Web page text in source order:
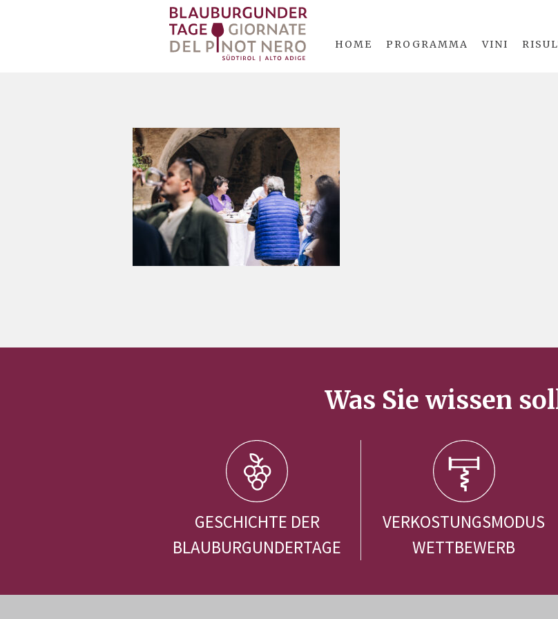
HOME PROGRAMMA VINI
Was Sie wissen
GESCHICHTE DER
BLAUBURGUNDERTAGE
VERKOSTUNGSMODUS
WETTBEWERB